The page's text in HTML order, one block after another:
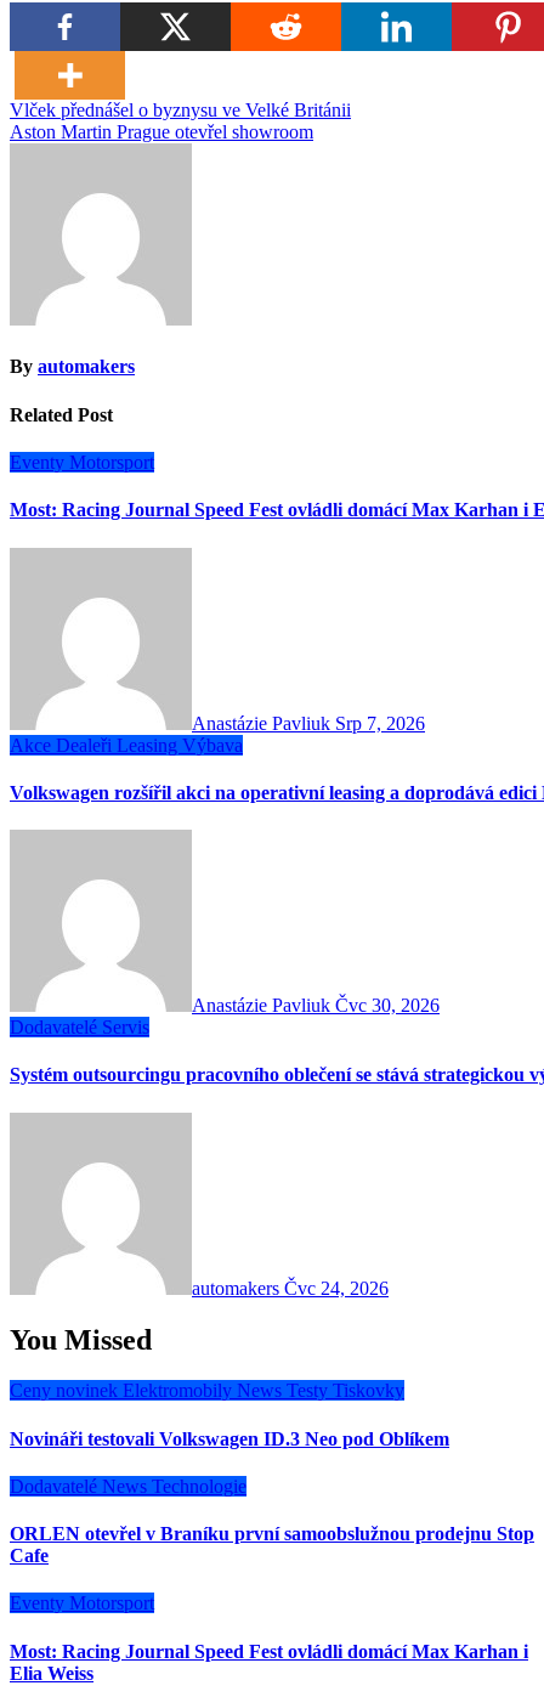
Navigace
pro
Vlček přednášel o byznysu ve Velké Británii
Aston Martin Prague otevřel showroom
By automakers
Related Post
Eventy Motorsport
Most: Racing Journal Speed Fest ovládli domácí Max Karhan i
Anastázie Pavliuk Srp 7, 2026
Akce Dealeři Leasing Výbava
Volkswagen rozšířil akci na operativní leasing a doprodává edici
Anastázie Pavliuk Čvc 30, 2026
Dodavatelé Servis
Systém outsourcingu pracovního oblečení se stává strategickou
automakers Čvc 24, 2026
You Missed
Ceny novinek Elektromobily News Testy Tiskovky
Novináři testovali Volkswagen ID.3 Neo pod Oblíkem
Dodavatelé News Technologie
ORLEN otevřel v Braníku první samoobslužnou prodejnu Stop
Cafe
Eventy Motorsport
Most: Racing Journal Speed Fest ovládli domácí Max Karhan i
Elia Weiss